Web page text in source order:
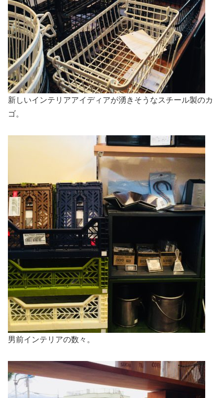
新しいインテリアアイディアが湧きそうなスチール製のカ
ゴ。
男前インテリアの数々。